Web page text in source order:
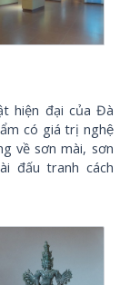
hiện đại của Đà
có giá trị nghệ
về sơn mài, sơn
đấu tranh cách